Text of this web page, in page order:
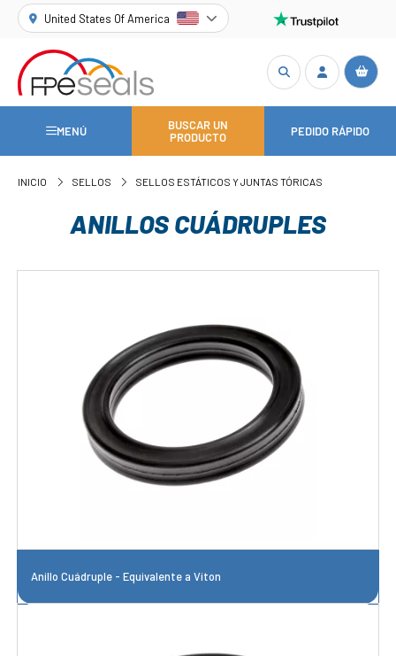
United States Of America
MENÚ
BUSCAR UN
PRODUCTO
PEDIDO RÁPIDO
INICIO SELLOS SELLOS ESTÁTICOS Y JUNTAS TÓRICAS
ANILLOS CUÁDRUPLES
Anillo Cuádruple - Equivalente a Viton